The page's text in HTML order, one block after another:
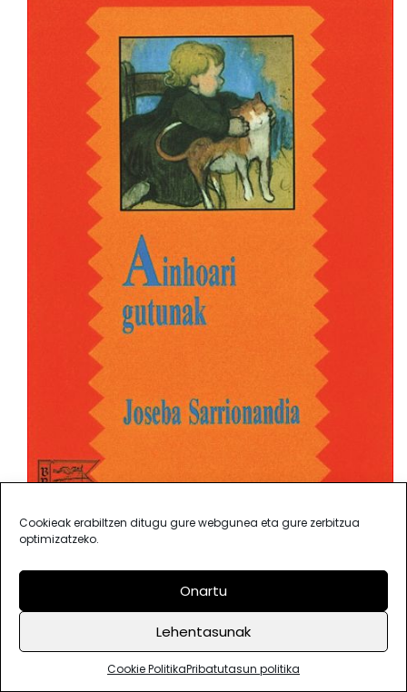
Cookieak erabiltzen ditugu gure webgunea eta gure zerbitzua
optimizatzeko.
Onartu
Lehentasunak
Cookie PolitikaPribatutasun politika
IPUIN BAT:
Gure mitologia